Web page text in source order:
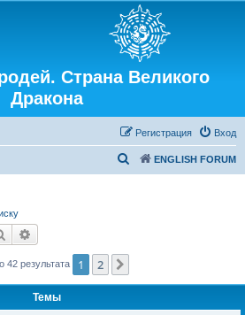
Страна Великого
Дракона
Вход
Регистрация
ENGLISH FORUM
Поиск
42 результата 1 2
Темы